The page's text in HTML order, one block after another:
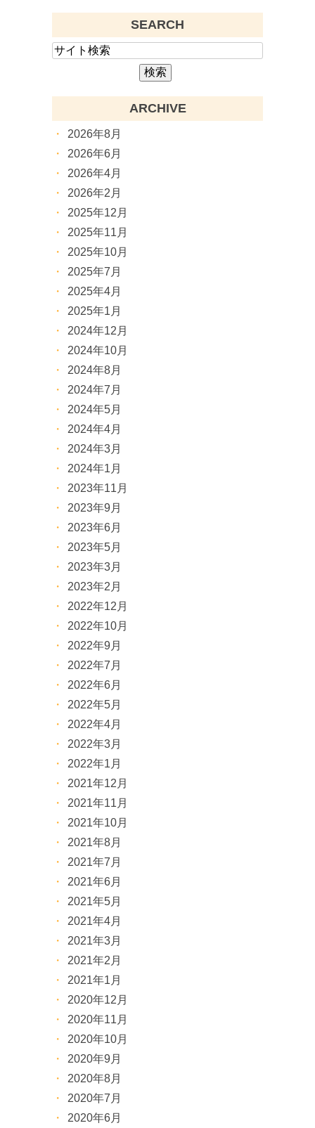
SEARCH
ARCHIVE
2026年8月
2026年6月
2026年4月
2026年2月
2025年12月
2025年11月
2025年10月
2025年7月
2025年4月
2025年1月
2024年12月
2024年10月
2024年8月
2024年7月
2024年5月
2024年4月
2024年3月
2024年1月
2023年11月
2023年9月
2023年6月
2023年5月
2023年3月
2023年2月
2022年12月
2022年10月
2022年9月
2022年7月
2022年6月
2022年5月
2022年4月
2022年3月
2022年1月
2021年12月
2021年11月
2021年10月
2021年8月
2021年7月
2021年6月
2021年5月
2021年4月
2021年3月
2021年2月
2021年1月
2020年12月
2020年11月
2020年10月
2020年9月
2020年8月
2020年7月
2020年6月